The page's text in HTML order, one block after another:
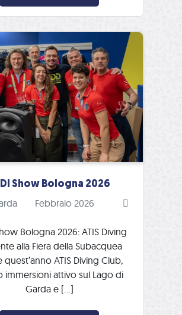
Show Bologna 2026
Febbraio 2026
Bologna 2026: ATIS Diving
alla Fiera della Subacquea
quest’anno ATIS Diving Club,
immersioni attivo sul Lago di
Garda e […]